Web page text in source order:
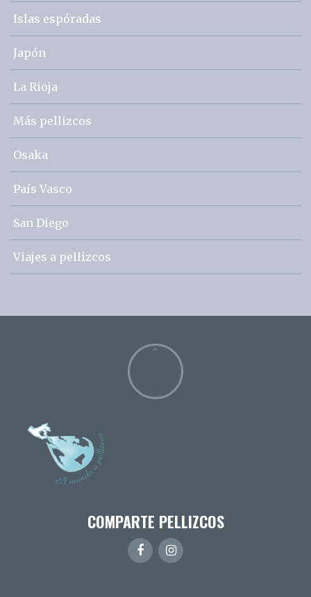
Islas espóradas
Japón
La Rioja
Más pellizcos
Osaka
País Vasco
San Diego
Viajes a pellizcos
COMPARTE PELLIZCOS